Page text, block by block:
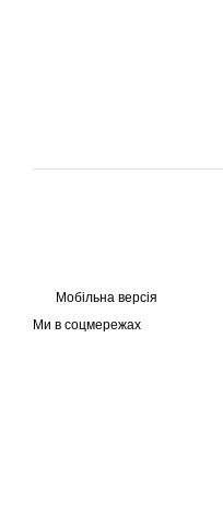
Мобільна версія
Ми в соцмережах